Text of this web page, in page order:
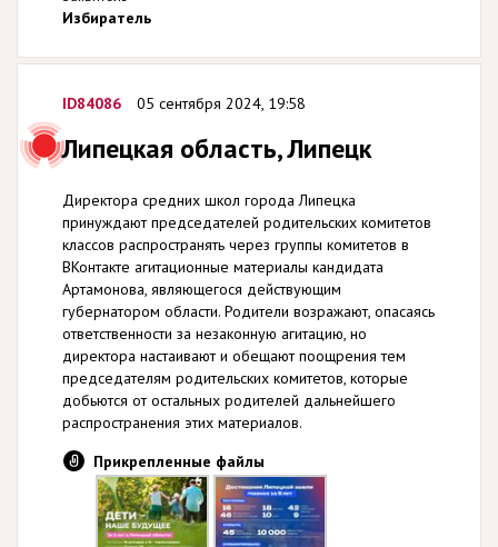
Избиратель
ID84086 05 сентября 2024, 19:58
Липецкая область, Липецк
Директора средних школ города Липецка
принуждают председателей родительских комитетов
классов распространять через группы комитетов в
ВКонтакте агитационные материалы кандидата
Артамонова, являющегося действующим
губернатором области. Родители возражают, опасаясь
ответственности за незаконную агитацию, но
директора настаивают и обещают поощрения тем
председателям родительских комитетов, которые
добьются от остальных родителей дальнейшего
распространения этих материалов.
Прикрепленные файлы